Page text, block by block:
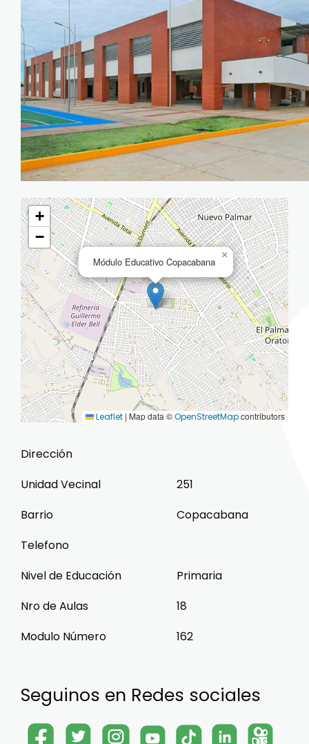
Módulo Educativo Copacabana
×
+
−
Leaflet | Map data ©OpenStreetMapcontributors
Dirección
Unidad Vecinal
251
Barrio
Copacabana
Telefono
Nivel de Educación
Primaria
Nro de Aulas
18
Modulo Número
162
Seguinos en Redes sociales